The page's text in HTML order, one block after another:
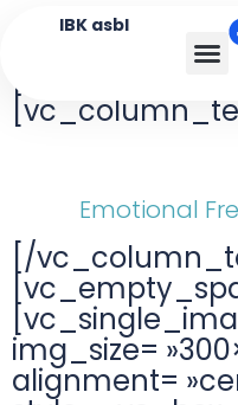
IBK asbl
Emotional
[/
img_size=
alignment=